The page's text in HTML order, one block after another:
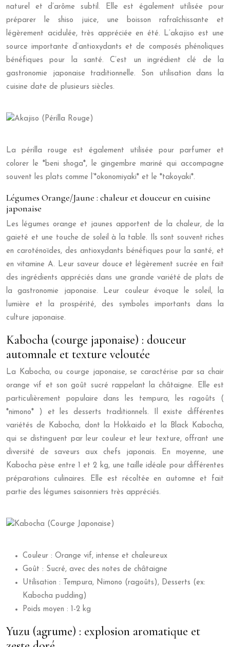
naturel et d’arôme subtil. Elle est également utilisée pour
préparer le shiso juice, une boisson rafraîchissante et
légèrement acidulée, très appréciée en été. L’akajiso est une
source importante d’antioxydants et de composés phénoliques
bénéfiques pour la santé. C’est un ingrédient clé de la
gastronomie japonaise traditionnelle. Son utilisation dans la
cuisine date de plusieurs siècles.
La périlla rouge est également utilisée pour parfumer et
colorer le *beni shoga*, le gingembre mariné qui accompagne
souvent les plats comme l’*okonomiyaki* et le *takoyaki*.
Légumes Orange/Jaune : chaleur et douceur en cuisine
japonaise
Les légumes orange et jaunes apportent de la chaleur, de la
gaieté et une touche de soleil à la table. Ils sont souvent riches
en caroténoïdes, des antioxydants bénéfiques pour la santé, et
en vitamine A. Leur saveur douce et légèrement sucrée en fait
des ingrédients appréciés dans une grande variété de plats de
la gastronomie japonaise. Leur couleur évoque le soleil, la
lumière et la prospérité, des symboles importants dans la
culture japonaise.
Kabocha (courge japonaise) : douceur
automnale et texture veloutée
La Kabocha, ou courge japonaise, se caractérise par sa chair
orange vif et son goût sucré rappelant la châtaigne. Elle est
particulièrement populaire dans les tempura, les ragoûts (
*nimono* ) et les desserts traditionnels. Il existe différentes
variétés de Kabocha, dont la Hokkaido et la Black Kabocha,
qui se distinguent par leur couleur et leur texture, offrant une
diversité de saveurs aux chefs japonais. En moyenne, une
Kabocha pèse entre 1 et 2 kg, une taille idéale pour différentes
préparations culinaires. Elle est récoltée en automne et fait
partie des légumes saisonniers très appréciés.
Couleur : Orange vif, intense et chaleureux
Goût : Sucré, avec des notes de châtaigne
Utilisation : Tempura, Nimono (ragoûts), Desserts (ex:
Kabocha pudding)
Poids moyen : 1-2 kg
Yuzu (agrume) : explosion aromatique et